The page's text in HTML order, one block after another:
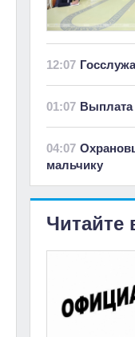
12:07
01:07 Выплата
04:07
мальчику
Читайте